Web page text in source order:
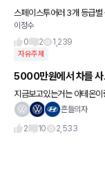
스페이스투어러 3개 등급
이정수
0
2 1,239
자유주제
5000만원에서 차를 사
지금보고있는거는 아테온
해서 못살듯하고<br><br>
흔들의자
2
10 2,533